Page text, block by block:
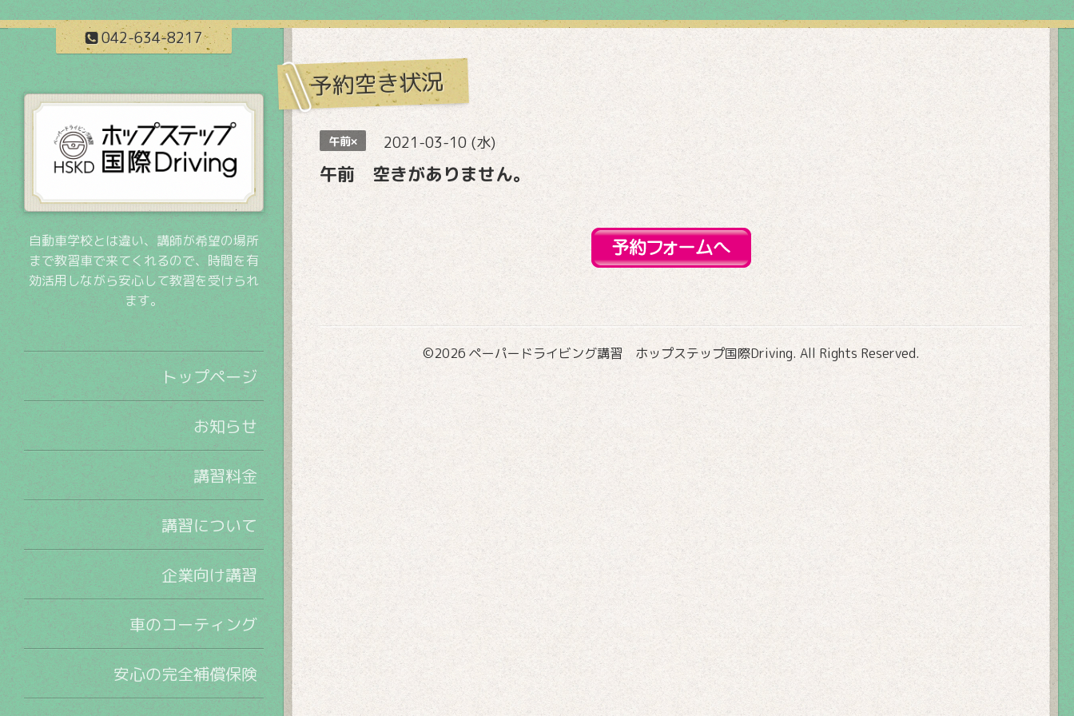
042-634-8217
予約空き状況
午前× 2021-03-10 (水)
午前 空きがありません。
©2026 ペーパードライビング講習 ホップステップ国際Driving. All Rights Reserved.
自動車学校とは違い、講師が希望の場所
まで教習車で来てくれるので、時間を有
効活用しながら安心して教習を受けられ
ます。
トップページ
お知らせ
講習料金
講習について
企業向け講習
車のコーティング
安心の完全補償保険